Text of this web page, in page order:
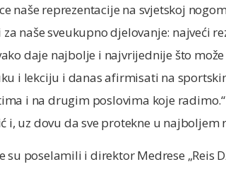
naše reprezentacije na svjetskoj
za naše sveukupno djelovanje: najveći
daje najbolje i najvrijednije što
i lekciju i danas afirmisati na
i na drugim poslovima koje
i, uz dovu da sve protekne u
su poselamili i direktor Medrese „Reis